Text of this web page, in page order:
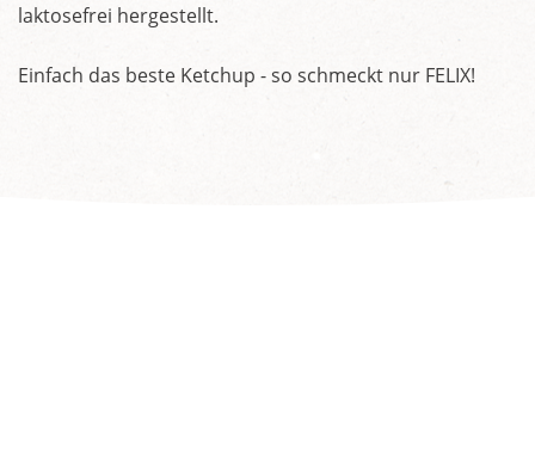
laktosefrei hergestellt.
Einfach das beste Ketchup - so schmeckt nur FELIX!